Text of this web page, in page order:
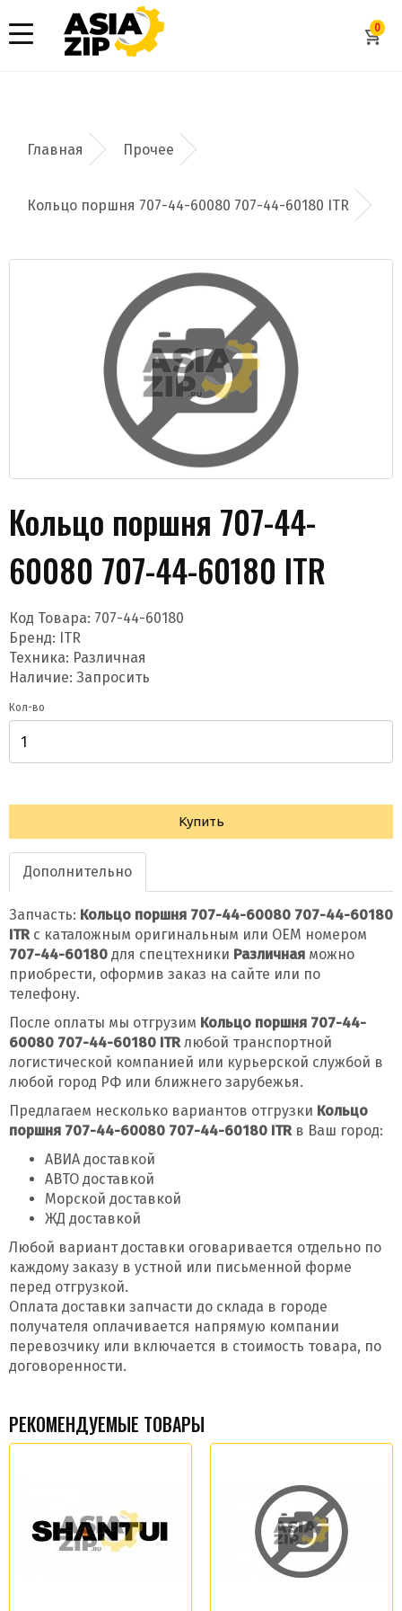
0
Добавить заявку
Допустимые форматы: .xls, .xlsx
Даю согласие на обработку моих данных и
Отправить
Прочее
Кольцо поршня 707-44-60080 707-44-60180 ITR
Кольцо поршня 707-44-
60080 707-44-60180 ITR
Код Товара: 707-44-60180
Бренд: ITR
Техника: Различная
Наличие: Запросить
Кол-во
Купить
Дополнительно
Запчасть: Кольцо поршня 707-44-60080 707-44-60180
ITRс каталожным оригинальным или OEM номером
707-44-60180 для спецтехники Различная можно
приобрести, оформив заказ на сайте или по
телефону.
После оплаты мы отгрузим Кольцо поршня 707-44-
60080 707-44-60180 ITRлюбой транспортной
логистической компанией или курьерской службой в
любой город РФ или ближнего зарубежья.
Предлагаем несколько вариантов отгрузки Кольцо
поршня 707-44-60080 707-44-60180 ITRв Ваш город:
АВИА доставкой
АВТО доставкой
Морской доставкой
ЖД доставкой
Любой вариант доставки оговаривается отдельно по
каждому заказу в устной или письменной форме
перед отгрузкой.
Оплата доставки запчасти до склада в городе
получателя оплачивается напрямую компании
перевозчику или включается в стоимость товара, по
договоренности.
РЕКОМЕНДУЕМЫЕ ТОВАРЫ